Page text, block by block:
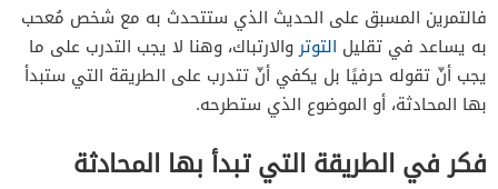
فالتمرين المسبق على الحديث الذي ستتحدث به مع شخص مُعحب
به يساعد في تقليل التوتروالارتباك، وهنا لا يجب التدرب على ما
يجب أنّ تقوله حرفيًا بل يكفي أنّ تتدرب على الطريقة التي ستبدأ
بها المحادثة، أو الموضوع الذي ستطرحه.
فكر في الطريقة التي تبدأ بها المحادثة